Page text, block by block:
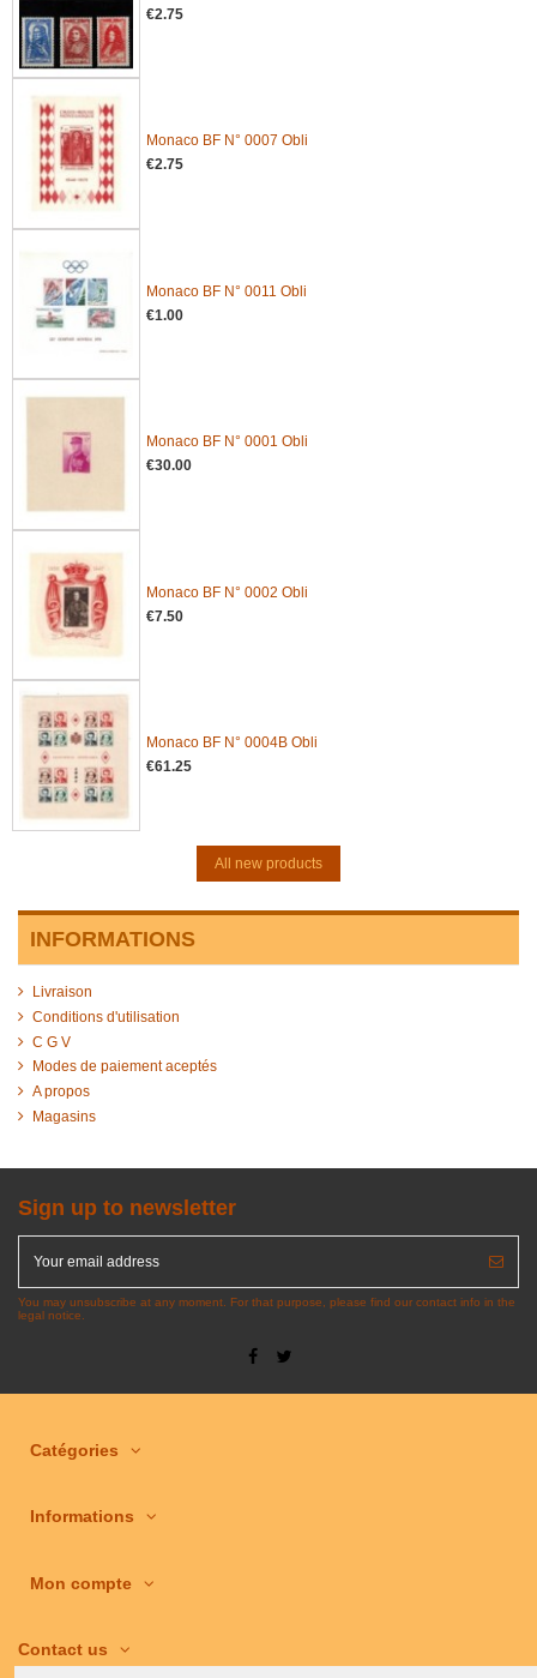
€2.75
Monaco BF N° 0007 Obli
€2.75
Monaco BF N° 0011 Obli
€1.00
Monaco BF N° 0001 Obli
€30.00
Monaco BF N° 0002 Obli
€7.50
Monaco BF N° 0004B Obli
€61.25
All new products
INFORMATIONS
Livraison
Conditions d'utilisation
C G V
Modes de paiement aceptés
A propos
Magasins
Sign up to newsletter
You may unsubscribe at any moment. For that purpose, please find our contact info in the
legal notice.
Catégories
Informations
Mon compte
Contact us